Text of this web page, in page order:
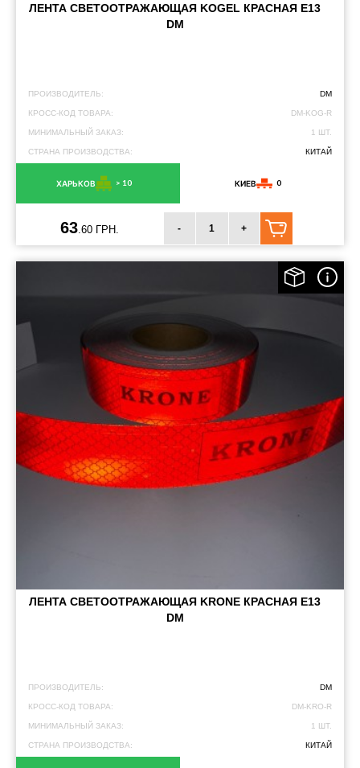
ЛЕНТА СВЕТООТРАЖАЮЩАЯ KOGEL КРАСНАЯ Е13
DM
ПРОИЗВОДИТЕЛЬ: DM
КРОСС-КОД ТОВАРА: DM-KOG-R
МИНИМАЛЬНЫЙ ЗАКАЗ: 1 ШТ.
СТРАНА ПРОИЗВОДСТВА: КИТАЙ
ХАРЬКОВ > 10 КИЕВ 0
63 .60 ГРН. - +
ЛЕНТА СВЕТООТРАЖАЮЩАЯ KRONE КРАСНАЯ Е13
DM
ПРОИЗВОДИТЕЛЬ: DM
КРОСС-КОД ТОВАРА: DM-KRO-R
МИНИМАЛЬНЫЙ ЗАКАЗ: 1 ШТ.
СТРАНА ПРОИЗВОДСТВА: КИТАЙ